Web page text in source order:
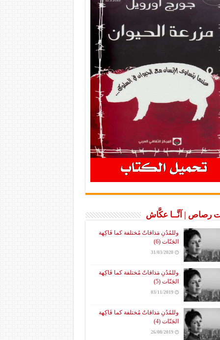
رصاص | آنَّــا عكَّاش
وللمُدُنِ مَذاقاتٌ مُختلفة كما فَاكِهة
الجَنّات (6)
31/03/2020
وللمُدُنِ مَذاقاتٌ مُختلفة كما فَاكِهة
الجَنّات (5)
03/11/2019
وللمُدُنِ مَذاقاتٌ مُختلفة كما فَاكِهة
الجَنّات (4)
26/08/2019